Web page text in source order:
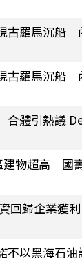
古羅馬沉船
古羅馬沉船
建物超高 國
回歸企業獲利